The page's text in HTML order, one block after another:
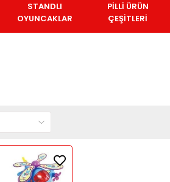
STANDLI
OYUNCAKLAR
PİLLİ ÜRÜN
ÇEŞİTLERİ